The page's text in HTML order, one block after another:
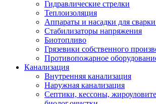
Гидравлические стрелки
Теплоизоляция
Аппараты и насадки для
Стабилизаторы напряжения
Биотопливо
Грязевики собственного
Противопожарное
Канализация
Внутренняя канализация
Наружная канализация
Септики, кессоны,